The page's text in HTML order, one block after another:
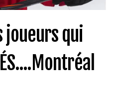
joueurs qui